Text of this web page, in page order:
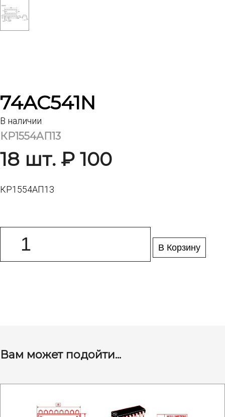
74AC541N
В наличии
КР1554АП13
18 шт. ₽ 100
КР1554АП13
В Корзину
Вам может подойти...